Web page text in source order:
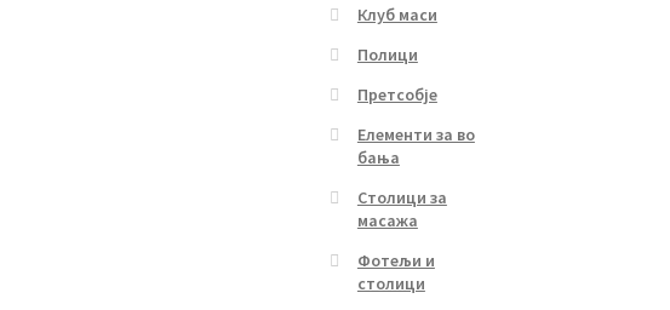
Клуб маси
Полици
Претсобје
Елементи за во
бања
Столици за
масажа
Фотељи и
столици